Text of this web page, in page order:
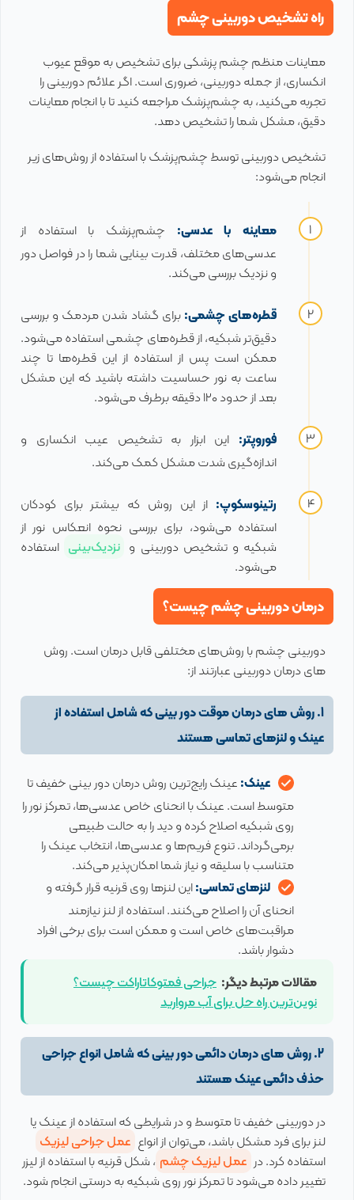
راه تشخیص دوربینی چشم
معاینات منظم چشم پزشکی برای تشخیص به موقع عیوب
انکساری، از جمله دوربینی، ضروری است. اگر علائم دوربینی را
تجربه می‌کنید، به چشم‌پزشک مراجعه کنید تا با انجام معاینات
دقیق، مشکل شما را تشخیص دهد.
تشخیص دوربینی توسط چشم‌پزشک با استفاده از روش‌های زیر
انجام می‌شود:
معاینه با عدسی: چشم‌پزشک با استفاده از
عدسی‌های مختلف، قدرت بینایی شما را در فواصل دور
و نزدیک بررسی می‌کند.
قطره‌های چشمی:برای گشاد شدن مردمک و بررسی
دقیق‌تر شبکیه، از قطره‌های چشمی استفاده می‌شود.
ممکن است پس از استفاده از این قطره‌ها تا چند
ساعت به نور حساسیت داشته باشید که این مشکل
بعد از حدود ۱۲۰ دقیقه برطرف می‌شود.
فوروپتر: این ابزار به تشخیص عیب انکساری و
اندازه‌گیری شدت مشکل کمک می‌کند.
رتینوسکوپ: از این روش که بیشتر برای کودکان
استفاده می‌شود، برای بررسی نحوه انعکاس نور از
شبکیه و تشخیص دوربینی و نزدیک‌بینی استفاده
می‌شود.
درمان دوربینی چشم چیست؟
دوربینی چشم با روش‌های مختلفی قابل درمان است. روش
های درمان دوربینی عبارتند از:
1. روش های درمان موقت دور بینی که شامل استفاده از
عینک و لنزهای تماسی هستند
عینک:عینک رایج‌ترین روش درمان دور بینی خفیف تا
متوسط است. عینک با انحنای خاص عدسی‌ها، تمرکز نور را
روی شبکیه اصلاح کرده و دید را به حالت طبیعی
برمی‌گرداند. تنوع فریم‌ها و عدسی‌ها، انتخاب عینک را
متناسب با سلیقه و نیاز شما امکان‌پذیر می‌کند.
لنزهای تماسی:این لنزها روی قرنیه قرار گرفته و
انحنای آن را اصلاح می‌کنند. استفاده از لنز نیازمند
مراقبت‌های خاص است و ممکن است برای برخی افراد
دشوار باشد.
مقالات مرتبط دیگر: جراحی فمتوکاتاراکت چیست؟
نوین‌ترین راه حل برای آب مروارید
2. روش های درمان دائمی دور بینی که شامل انواع جراحی
حذف دائمی عینک هستند
در دوربینی خفیف تا متوسط و در شرایطی که استفاده از عینک یا
لنز برای فرد مشکل باشد، می‌توان از انواع عمل جراحی لیزیک
استفاده کرد. در عمل لیزیک چشم ، شکل قرنیه با استفاده از لیزر
تغییر داده می‌شود تا تمرکز نور روی شبکیه به درستی انجام شود.